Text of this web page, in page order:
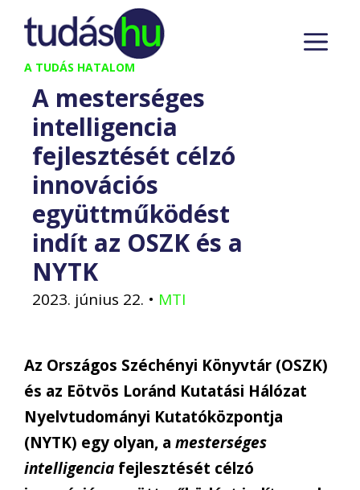
Kilépés
tartalomba
A TUDÁS HATALOM
A mesterséges
intelligencia
fejlesztését célzó
innovációs
együttműködést
indít az OSZK és a
NYTK
2023. június 22. • MTI
Az Országos Széchényi Könyvtár (OSZK)
és az Eötvös Loránd Kutatási Hálózat
Nyelvtudományi Kutatóközpontja
(NYTK) egy olyan, a mesterséges
intelligencia fejlesztését célzó